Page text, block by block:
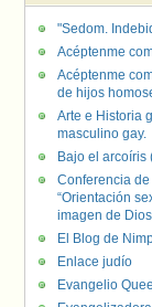
"Sedom.
Acéptenme
Acéptenme
de hijos
Arte e Historia
masculino gay.
Bajo el arcoíris
Conferencia de
“Orientación
imagen de
El Blog de
Enlace judío
Evangelio